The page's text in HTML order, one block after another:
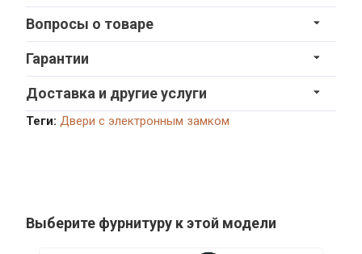
Вопросы о товаре
Гарантии
Доставка и другие услуги
Теги: Двери с электронным замком
Выберите фурнитуру к этой модели